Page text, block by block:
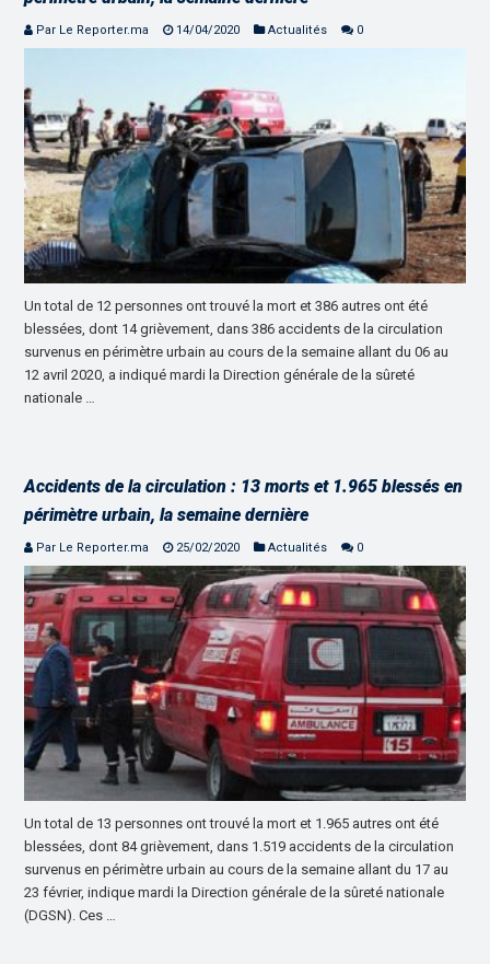
Par Le Reporter.ma 14/04/2020 Actualités 0
Un total de 12 personnes ont trouvé la mort et 386 autres ont été
blessées, dont 14 grièvement, dans 386 accidents de la circulation
survenus en périmètre urbain au cours de la semaine allant du 06 au
12 avril 2020, a indiqué mardi la Direction générale de la sûreté
nationale …
Accidents de la circulation : 13 morts et 1.965 blessés en
périmètre urbain, la semaine dernière
Par Le Reporter.ma 25/02/2020 Actualités 0
Un total de 13 personnes ont trouvé la mort et 1.965 autres ont été
blessées, dont 84 grièvement, dans 1.519 accidents de la circulation
survenus en périmètre urbain au cours de la semaine allant du 17 au
23 février, indique mardi la Direction générale de la sûreté nationale
(DGSN). Ces …